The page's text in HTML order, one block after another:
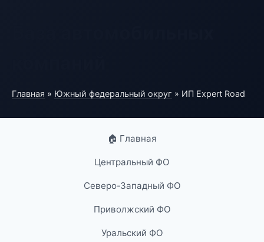
Главная » Южный федеральный округ » ИП Expert Road
🏠 Главная
Центральный ФО
Северо-Западный ФО
Приволжский ФО
Уральский ФО